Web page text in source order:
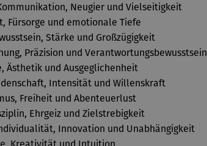
Neugier und Vielseitigkeit
Fürsorge und emotionale Tiefe
Stärke und Großzügigkeit
Präzision und Verantwortungsbewusstsein
Ästhetik und Ausgeglichenheit
Intensität und Willenskraft
Freiheit und Abenteuerlust
Ehrgeiz und Zielstrebigkeit
Innovation und Unabhängigkeit